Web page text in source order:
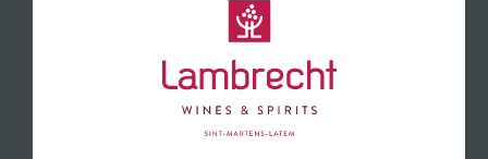
Met zijn robijnrode, heldere kleur is Elle de La
Marzelle een heerlijke wijn, elegant en
evenwichtig met een neus van prachtig rijp
rood en zwart fruit, geur van toast, zoethout
en een lichte kruidigheid. De zachte
tannines en lange afdronk met veel finesse